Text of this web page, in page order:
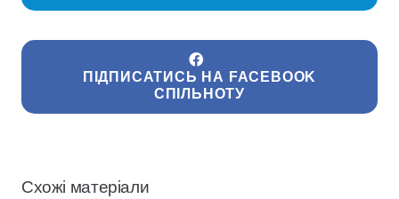
ПІДПИСАТИСЬ НА FACEBOOK
СПІЛЬНОТУ
Схожі матеріали